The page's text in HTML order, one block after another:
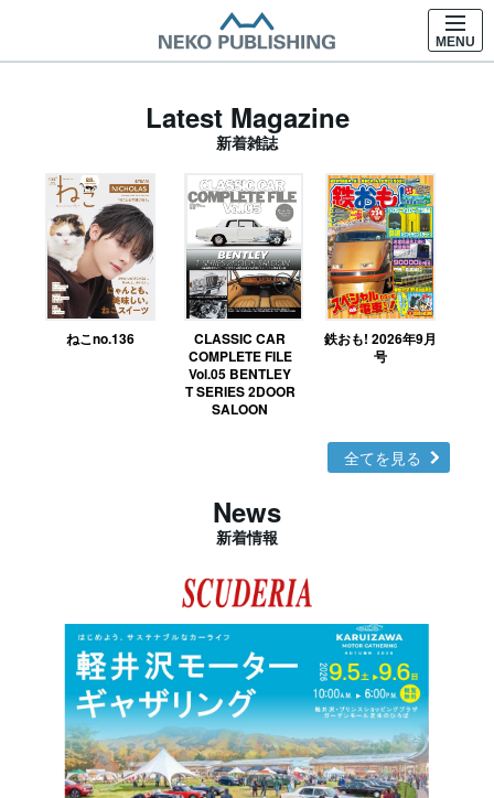
MENU
Latest Magazine
新着雑誌
ねこno.136
CLASSIC CAR
COMPLETE FILE
Vol.05 BENTLEY
T SERIES 2DOOR
SALOON
鉄おも! 2026年9月
号
全てを見る
News
新着情報